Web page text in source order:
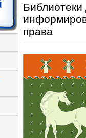
Библиотеки
права